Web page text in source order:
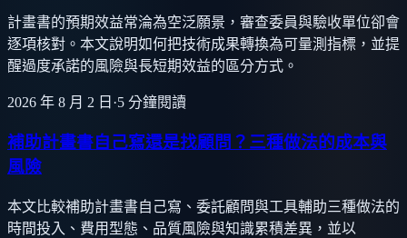
計畫書的預期效益常淪為空泛願景，審查委員與驗收單位卻會
逐項核對。本文說明如何把技術成果轉換為可量測指標，並提
醒過度承諾的風險與長短期效益的區分方式。
2026 年 8 月 2 日 ·5 分鐘閱讀
補助計畫書自己寫還是找顧問？三種做法的成本與
風險
本文比較補助計畫書自己寫、委託顧問與工具輔助三種做法的
時間投入、費用型態、品質風險與知識累積差異，並以